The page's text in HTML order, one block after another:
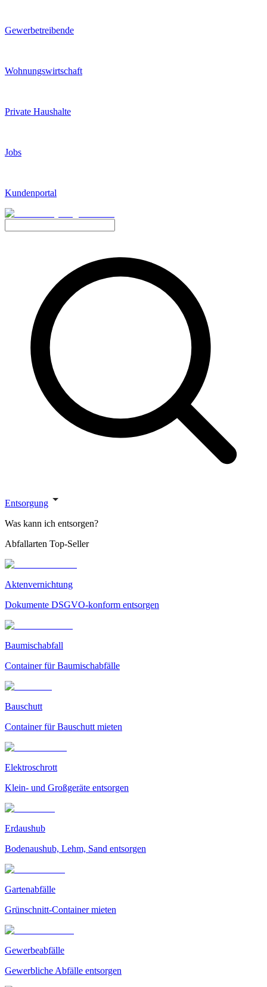
Gewerbetreibende
Wohnungswirtschaft
Private Haushalte
Jobs
Kundenportal
Entsorgung
Was kann ich entsorgen?
Abfallarten Top-Seller
Aktenvernichtung
Dokumente DSGVO-konform entsorgen
Baumischabfall
Container für Baumischabfälle
Bauschutt
Container für Bauschutt mieten
Elektroschrott
Klein- und Großgeräte entsorgen
Erdaushub
Bodenaushub, Lehm, Sand entsorgen
Gartenabfälle
Grünschnitt-Container mieten
Gewerbeabfälle
Gewerbliche Abfälle entsorgen